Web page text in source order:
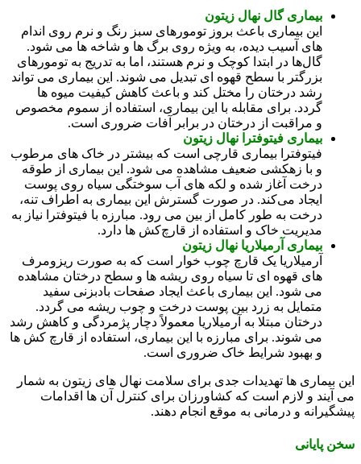
بیماری گال نهال زیتون
این بیماری باعث بروز تومورهای سبز رنگ و نرم روی اندام‌
های آسیب‌ دیده، به ویژه روی برگ‌ ها و شاخه‌ ها می‌ شود.
گال‌ها در ابتدا کوچک و نرم هستند، اما به تدریج به تومورهای
بزرگتر با سطح قهوه‌ ای تبدیل می‌ شوند. این بیماری می‌ تواند
رشد درختان را مختل کند و باعث کاهش کیفیت میوه‌ ها
گردد. برای مقابله با این بیماری، استفاده از سموم مخصوص
و مراقبت از درختان در برابر آفات ضروری است.
بیماری فیتوفترا نهال زیتون
فیتوفترا بیماری قارچی است که بیشتر در خاک‌ های مرطوب
و با زهکشی ضعیف مشاهده می‌ شود. این بیماری از طوقه
درخت آغاز شده و لکه‌ های آب‌ سوختگی سیاه روی پوست
ایجاد می‌کند. در صورت گسترش این بیماری به اطراف تنه،
درخت به طور کامل از بین می‌ رود. مبارزه با فیتوفترا نیاز به
مدیریت خاک و استفاده از قارچ‌کش‌ ها دارد.
بیماری آرمیلاریا نهال زیتون
آرمیلاریا یک قارچ چوب‌ خوار است که به صورت ریزومرف‌
های قهوه‌ ای تا سیاه روی ریشه‌ ها و سطح درختان مشاهده
می‌ شود. این بیماری باعث ایجاد صفحات بادبزنی سفید
متمایل به زرد بین پوست درخت و چوب ریشه می‌ گردد.
درختان مبتلا به آرمیلاریا معمولاً دچار پژمردگی و کاهش رشد
می‌ شوند. برای مبارزه با این بیماری، استفاده از قارچ‌ کش‌ ها
و بهبود شرایط خاک ضروری است.
این بیماری‌ ها تهدیدات جدی برای سلامت نهال‌ های زیتون به شمار
می‌ آیند و لازم است که کشاورزان برای کنترل آن‌ ها اقدامات
پیشگیرانه و درمانی به موقع انجام دهند.
سخن پایانی